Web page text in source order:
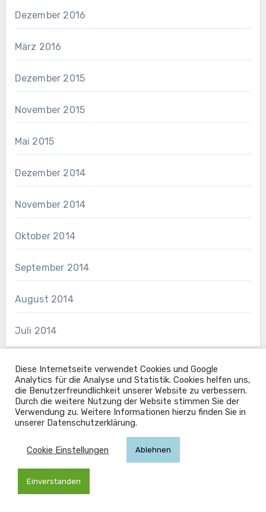
Dezember 2016
März 2016
Dezember 2015
November 2015
Mai 2015
Dezember 2014
November 2014
Oktober 2014
September 2014
August 2014
Juli 2014
M. E. Rehor – Autor
Copyright © All rights reserved
Diese Internetseite verwendet Cookies und Google
Analytics für die Analyse und Statistik. Cookies helfen uns,
die Benutzerfreundlichkeit unserer Website zu verbessern.
Durch die weitere Nutzung der Website stimmen Sie der
Verwendung zu. Weitere Informationen hierzu finden Sie in
unserer Datenschutzerklärung.
Cookie Einstellungen Ablehnen
Einverstanden